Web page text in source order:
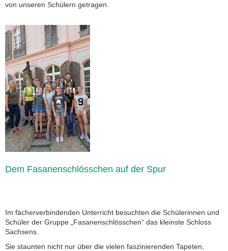
von unseren Schülern getragen.
Dem Fasanenschlösschen auf der Spur
Im fächerverbindenden Unterricht besuchten die Schülerinnen und
Schüler der Gruppe „Fasanenschlösschen“ das kleinste Schloss
Sachsens.
Sie staunten nicht nur über die vielen faszinierenden Tapeten,